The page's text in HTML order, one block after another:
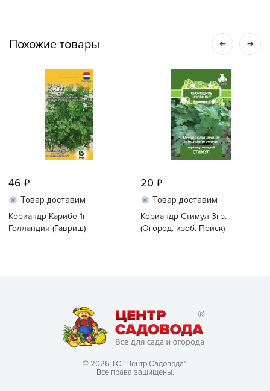
Похожие товары
46
Товар доставим
Кориандр Карибе 1г
Голландия (Гавриш)
20
Товар доставим
Кориандр Стимул 3гр.
(Огород. изоб. Поиск)
© 2026 ТС “Центр Садовода”.
Все права защищены.